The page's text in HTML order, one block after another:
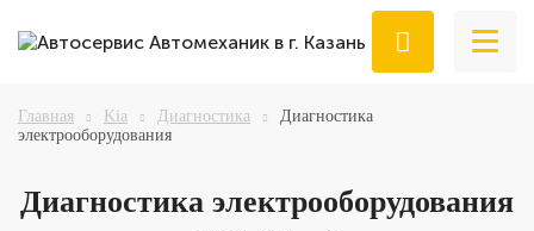
Главная Kia Диагностика
Диагностика
электрооборудования
Диагностика электрооборудования